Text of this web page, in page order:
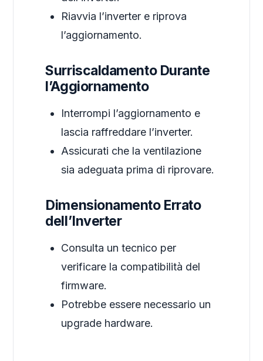
Riavvia l’inverter e riprova
l’aggiornamento.
Surriscaldamento Durante
l’Aggiornamento
Interrompi l’aggiornamento e
lascia raffreddare l’inverter.
Assicurati che la ventilazione
sia adeguata prima di riprovare.
Dimensionamento Errato
dell’Inverter
Consulta un tecnico per
verificare la compatibilità del
firmware.
Potrebbe essere necessario un
upgrade hardware.